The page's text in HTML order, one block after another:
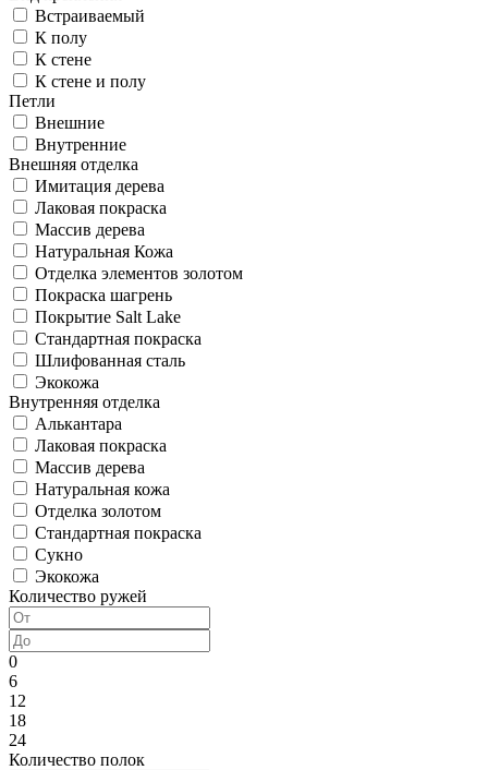
Встраиваемый
К полу
К стене
К стене и полу
Петли
Внешние
Внутренние
Внешняя отделка
Имитация дерева
Лаковая покраска
Массив дерева
Натуральная Кожа
Отделка элементов золотом
Покраска шагрень
Покрытие Salt Lake
Стандартная покраска
Шлифованная сталь
Экокожа
Внутренняя отделка
Алькантара
Лаковая покраска
Массив дерева
Натуральная кожа
Отделка золотом
Стандартная покраска
Сукно
Экокожа
Количество ружей
0
6
12
18
24
Количество полок